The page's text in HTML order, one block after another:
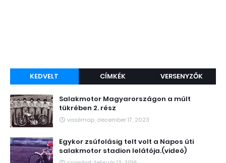
KEDVELT CÍMKÉK VERSENYZŐK
Salakmotor Magyarországon a múlt
tükrében 2. rész
vasárnap, december 17, 2023
Egykor zsúfolásig telt volt a Napos úti
salakmotor stadion lelátója.(videó)